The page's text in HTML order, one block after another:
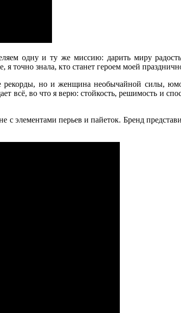
одну и ту же миссию: дарить миру
точно знала, кто станет героем моей
рекорды, но и женщина необычайной силы,
всё, во что я верю: стойкость, решимость и
с элементами перьев и пайеток. Бренд